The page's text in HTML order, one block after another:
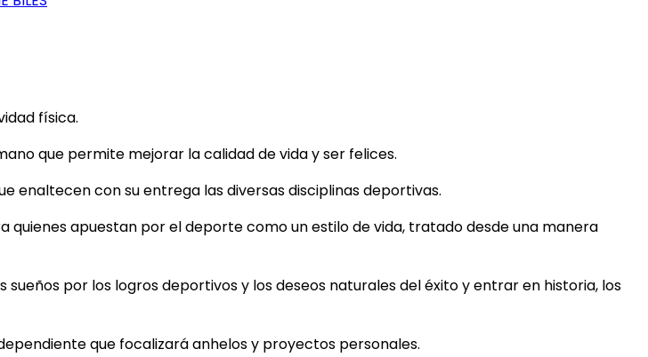
física.
que permite mejorar la calidad de vida y ser felices.
enaltecen con su entrega las diversas disciplinas deportivas.
apuestan por el deporte como un estilo de vida, tratado desde una manera
por los logros deportivos y los deseos naturales del éxito y entrar en historia, los
que focalizará anhelos y proyectos personales.